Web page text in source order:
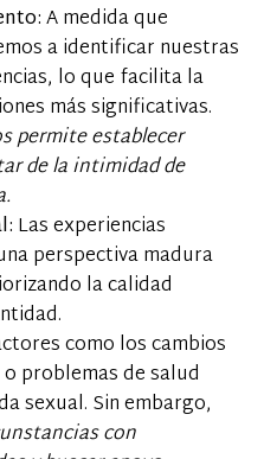
A medida que
a identificar nuestras
lo que facilita la
más significativas.
permite establecer
de la intimidad de
Las experiencias
perspectiva madura
la calidad
como los cambios
problemas de salud
sexual. Sin embargo,
con